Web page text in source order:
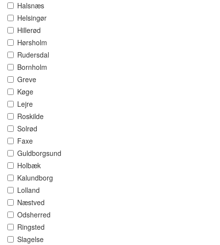
Halsnæs
Helsingør
Hillerød
Hørsholm
Rudersdal
Bornholm
Greve
Køge
Lejre
Roskilde
Solrød
Faxe
Guldborgsund
Holbæk
Kalundborg
Lolland
Næstved
Odsherred
Ringsted
Slagelse